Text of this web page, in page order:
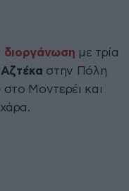
διοργάνωση με τρία
στην Πόλη
στο Μοντερέι και